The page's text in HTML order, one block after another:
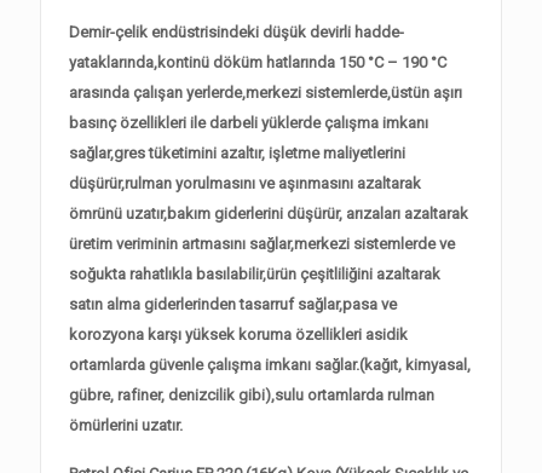
Demir-çelik endüstrisindeki düşük devirli hadde-
yataklarında,kontinü döküm hatlarında 150 °C – 190 °C
arasında çalışan yerlerde,merkezi sistemlerde,üstün aşırı
basınç özellikleri ile darbeli yüklerde çalışma imkanı
sağlar,gres tüketimini azaltır, işletme maliyetlerini
düşürür,rulman yorulmasını ve aşınmasını azaltarak
ömrünü uzatır,bakım giderlerini düşürür, arızaları azaltarak
üretim veriminin artmasını sağlar,merkezi sistemlerde ve
soğukta rahatlıkla basılabilir,ürün çeşitliliğini azaltarak
satın alma giderlerinden tasarruf sağlar,pasa ve
korozyona karşı yüksek koruma özellikleri asidik
ortamlarda güvenle çalışma imkanı sağlar.(kağıt, kimyasal,
gübre, rafiner, denizcilik gibi),sulu ortamlarda rulman
ömürlerini uzatır.